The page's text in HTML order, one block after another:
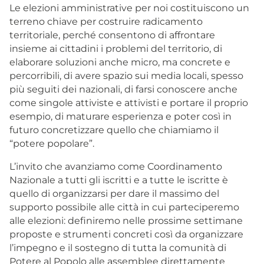
Le elezioni amministrative per noi costituiscono un
terreno chiave per costruire radicamento
territoriale, perché consentono di affrontare
insieme ai cittadini i problemi del territorio, di
elaborare soluzioni anche micro, ma concrete e
percorribili, di avere spazio sui media locali, spesso
più seguiti dei nazionali, di farsi conoscere anche
come singole attiviste e attivisti e portare il proprio
esempio, di maturare esperienza e poter così in
futuro concretizzare quello che chiamiamo il
“potere popolare”.
L’invito che avanziamo come Coordinamento
Nazionale a tutti gli iscritti e a tutte le iscritte è
quello di organizzarsi per dare il massimo del
supporto possibile alle città in cui parteciperemo
alle elezioni: definiremo nelle prossime settimane
proposte e strumenti concreti così da organizzare
l’impegno e il sostegno di tutta la comunità di
Potere al Popolo alle assemblee direttamente